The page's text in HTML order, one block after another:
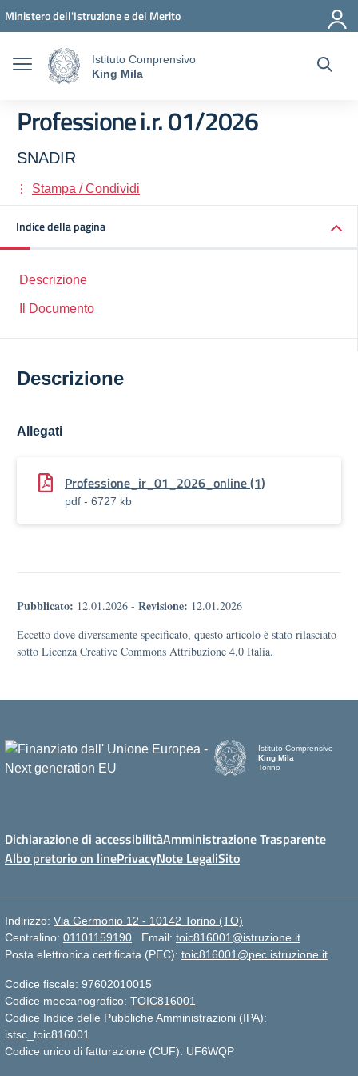
Ministero dell'Istruzione e del Merito
Istituto Comprensivo
King Mila
Professione i.r. 01/2026
SNADIR
Stampa / Condividi
Indice della pagina
Descrizione
Il Documento
Descrizione
Allegati
Professione_ir_01_2026_online (1)
pdf - 6727 kb
Pubblicato: 12.01.2026 - Revisione: 12.01.2026
Eccetto dove diversamente specificato, questo articolo è stato rilasciato
sotto Licenza Creative Commons Attribuzione 4.0 Italia.
Istituto Comprensivo
King Mila
Torino
Dichiarazione di accessibilitàAmministrazione Trasparente
Albo pretorio on linePrivacyNote LegaliSito
Indirizzo: Via Germonio 12 - 10142 Torino (TO)
Centralino: 01101159190 Email: toic816001@istruzione.it
Posta elettronica certificata (PEC): toic816001@pec.istruzione.it
Codice fiscale: 97602010015
Codice meccanografico: TOIC816001
Codice Indice delle Pubbliche Amministrazioni (IPA):
istsc_toic816001
Codice unico di fatturazione (CUF): UF6WQP